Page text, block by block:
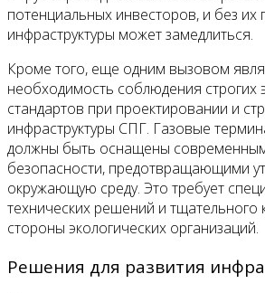
потенциальных инвесторов, и без их
инфраструктуры может замедлиться.
Кроме того, еще одним вызовом
необходимость соблюдения строгих
стандартов при проектировании и
инфраструктуры СПГ. Газовые
должны быть оснащены
безопасности, предотвращающими
окружающую среду. Это требует
технических решений и тщательного
стороны экологических организаций.
Решения для развития